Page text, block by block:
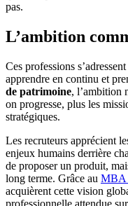
pas.
L’ambition
Ces professions
apprendre en continu et
de patrimoine, l’ambition
on progresse, plus les
stratégiques.
Les recruteurs apprécient
enjeux humains derrière
de proposer un produit,
long terme. Grâce au MBA
acquièrent cette vision
professionnelle attendue